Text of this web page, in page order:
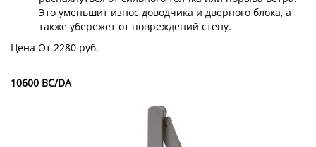
Это уменьшит износ доводчика и дверного блока, а
также убережет от повреждений стену.
Цена От 2280 руб.
10600 BC/DA